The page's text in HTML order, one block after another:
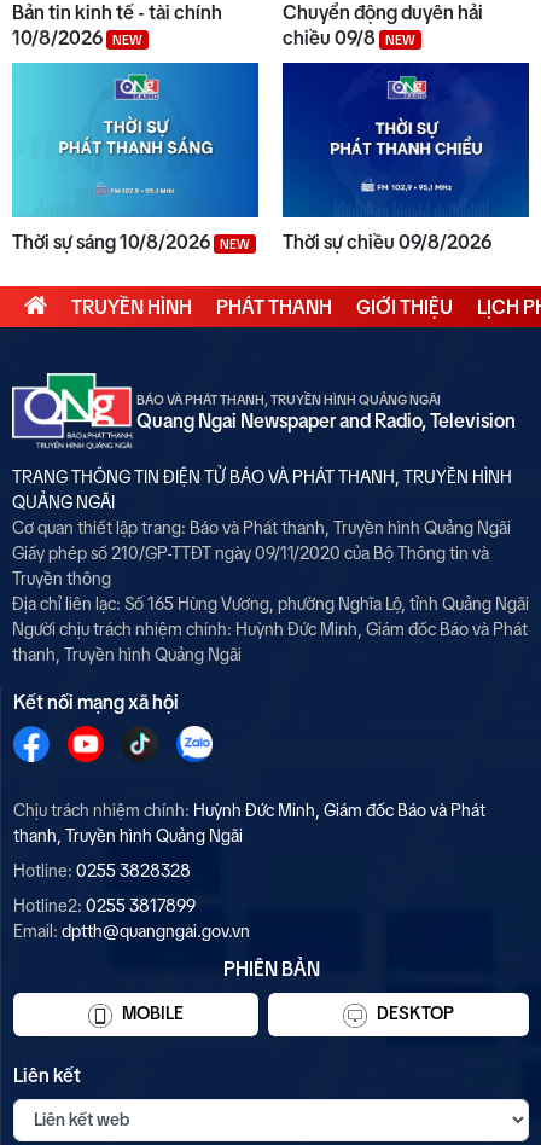
Bản tin kinh tế - tài chính
10/8/2026
NEW
Chuyển động duyên hải
chiều 09/8
NEW
Thời sự sáng 10/8/2026 NEW Thời sự chiều 09/8/2026
TRUYỀN HÌNH PHÁT THANH GIỚI THIỆU LỊCH
BÁO VÀ PHÁT THANH, TRUYỀN HÌNH QUẢNG NGÃI
Quang Ngai Newspaper and Radio, Television
TRANG THÔNG TIN ĐIỆN TỬ BÁO VÀ PHÁT THANH, TRUYỀN HÌNH
QUẢNG NGÃI
Cơ quan thiết lập trang: Báo và Phát thanh, Truyền hình Quảng Ngãi
Giấy phép số 210/GP-TTĐT ngày 09/11/2020 của Bộ Thông tin và
Truyền thông
Địa chỉ liên lạc: Số 165 Hùng Vương, phường Nghĩa Lộ, tỉnh Quảng Ngãi
Người chịu trách nhiệm chính: Huỳnh Đức Minh, Giám đốc Báo và Phát
thanh, Truyền hình Quảng Ngãi
Kết nối mạng xã hội
Chịu trách nhiệm chính: Huỳnh Đức Minh, Giám đốc Báo và Phát
thanh, Truyền hình Quảng Ngãi
Hotline: 0255 3828328
Hotline2: 0255 3817899
Email: dptth@quangngai.gov.vn
PHIÊN BẢN
MOBILE DESKTOP
Liên kết